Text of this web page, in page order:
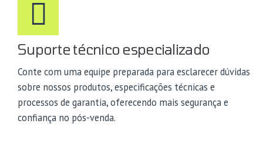
Suporte técnico especializado
Conte com uma equipe preparada para esclarecer dúvidas
sobre nossos produtos, especificações técnicas e
processos de garantia, oferecendo mais segurança e
confiança no pós-venda.